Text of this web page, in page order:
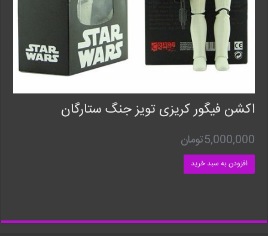
اکشن فیگور کریزی تویز جنگ ستارگان
5,000,000تومان
افزودن به سبد خرید